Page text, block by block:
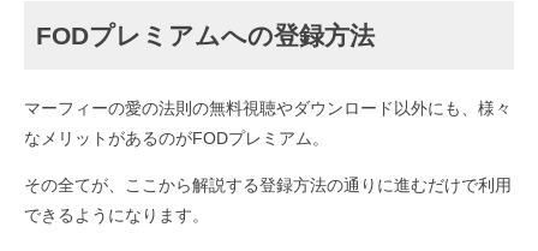
FODプレミアムへの登録方法
マーフィーの愛の法則の無料視聴やダウンロード以外にも、様々
なメリットがあるのがFODプレミアム。
その全てが、ここから解説する登録方法の通りに進むだけで利用
できるようになります。